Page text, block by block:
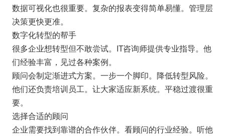
数据可视化也很重要。复杂的报表变得简单易懂。管理层
决策更快更准。
数字化转型的帮手
很多企业想转型但不敢尝试。IT咨询师提供专业指导。他
们经验丰富，见过各种案例。
顾问会制定渐进式方案。一步一个脚印。降低转型风险。
他们还负责培训员工。让大家适应新系统。平稳过渡很重
要。
选择合适的顾问
企业需要找到靠谱的合作伙伴。看顾问的行业经验。听他